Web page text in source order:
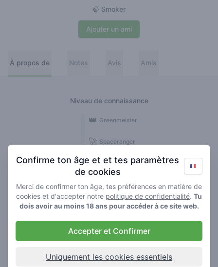
🍃 Smoker
Ajouter un ami
À propos de Notes Avis Amis
Niveau de connaissance
🍃 Smoker
🌱 Roller
🥦 Stoner
🚀 Spaceranger
👑 Greenmeister
Confirme ton âge et et tes paramètres
de cookies
Merci de confirmer ton âge, tes préférences en matière de
cookies et d'accepter notre politique de confidentialité. Tu
dois avoir au moins 18 ans pour accéder à ce site web.
Accepter et Confirmer
Uniquement les cookies essentiels